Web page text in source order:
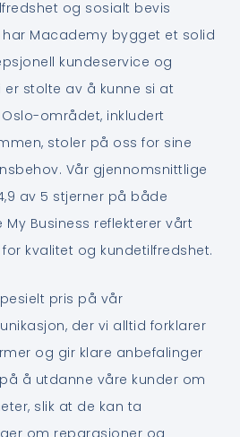
og sosialt bevis
har Macademy bygget et solid
kundeservice og
er stolte av å kunne si at
området, inkludert
stoler på oss for sine
Vår gjennomsnittlige
av 5 stjerner på både
Business reflekterer vårt
kvalitet og kundetilfredshet.
pris på vår
der vi alltid forklarer
og gir klare anbefalinger
å utdanne våre kunder om
slik at de kan ta